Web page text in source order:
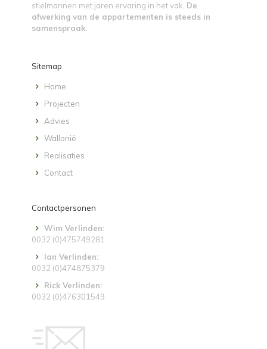
stielmannen met jaren ervaring in het vak. De
afwerking van de appartementen is steeds in
samenspraak.
Sitemap
Home
Projecten
Advies
Wallonië
Realisaties
Contact
Contactpersonen
Wim Verlinden:
0032 (0)475749281
Ian Verlinden:
0032 (0)474875379
Rick Verlinden:
0032 (0)476301549